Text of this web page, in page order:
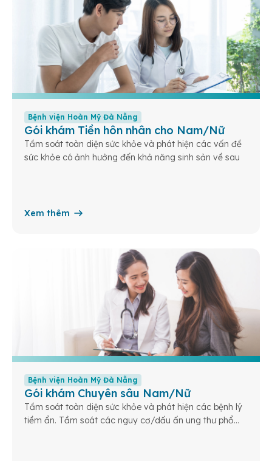
Bệnh viện Hoàn Mỹ Đà Nẵng
Gói khám Tiền hôn nhân cho Nam/Nữ
Tầm soát toàn diện sức khỏe và phát hiện các vấn đề
sức khỏe có ảnh hưởng đến khả năng sinh sản về sau
Xem thêm
Bệnh viện Hoàn Mỹ Đà Nẵng
Gói khám Chuyên sâu Nam/Nữ
Tầm soát toàn diện sức khỏe và phát hiện các bệnh lý
tiềm ẩn. Tầm soát các nguy cơ/dấu ấn ung thư phổ